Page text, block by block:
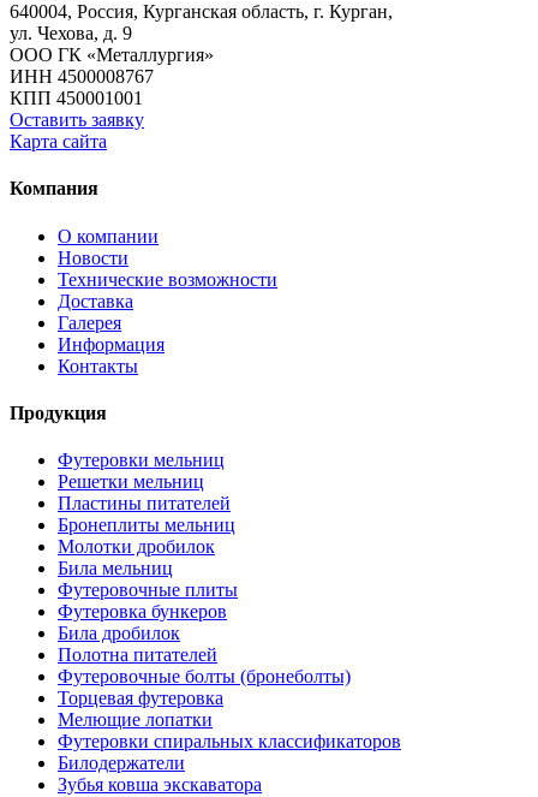
640004, Россия, Курганская область, г. Курган,
ул. Чехова, д. 9
ООО ГК «Металлургия»
ИНН 4500008767
КПП 450001001
Оставить заявку
Карта сайта
Компания
О компании
Новости
Технические возможности
Доставка
Галерея
Информация
Контакты
Продукция
Футеровки мельниц
Решетки мельниц
Пластины питателей
Бронеплиты мельниц
Молотки дробилок
Била мельниц
Футеровочные плиты
Футеровка бункеров
Била дробилок
Полотна питателей
Футеровочные болты (бронеболты)
Торцевая футеровка
Мелющие лопатки
Футеровки спиральных классификаторов
Билодержатели
Зубья ковша экскаватора